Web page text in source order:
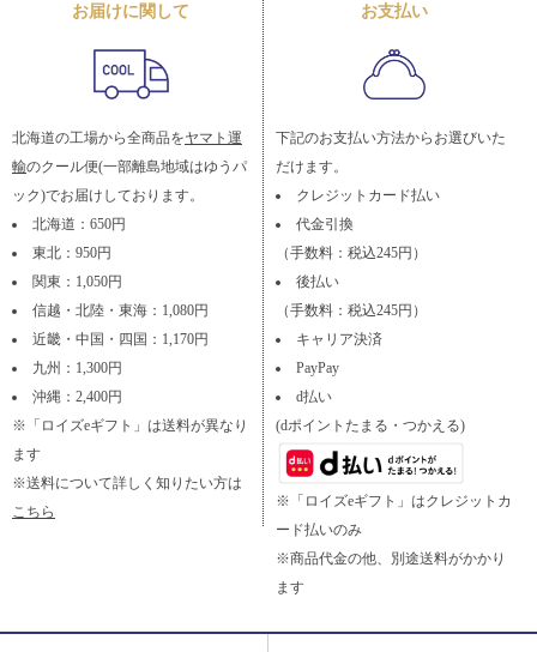
お届けに関して
北海道の工場から全商品をヤマト運
輸のクール便(一部離島地域はゆうパ
ック)でお届けしております。
北海道：650円
東北：950円
関東：1,050円
信越・北陸・東海：1,080円
近畿・中国・四国：1,170円
九州：1,300円
沖縄：2,400円
※「ロイズeギフト」は送料が異なり
ます
※送料について詳しく知りたい方は
こちら
お支払い
下記のお支払い方法からお選びいた
だけます。
クレジットカード払い
代金引換
（手数料：税込245円）
後払い
（手数料：税込245円）
キャリア決済
PayPay
d払い
(dポイントたまる・つかえる)
※「ロイズeギフト」はクレジットカ
ード払いのみ
※商品代金の他、別途送料がかかり
ます